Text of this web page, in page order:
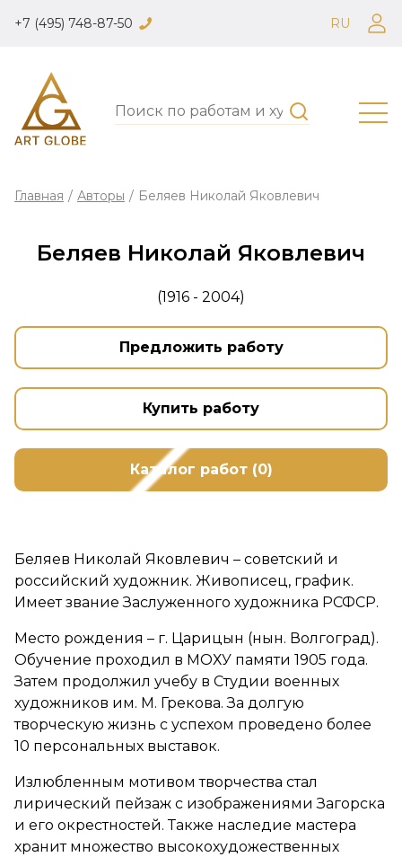
+7 (495) 748-87-50 RU
Главная / Авторы / Беляев Николай Яковлевич
Беляев Николай Яковлевич
(1916 - 2004)
Предложить работу
Купить работу
Каталог работ (0)
Беляев Николай Яковлевич – советский и
российский художник. Живописец, график.
Имеет звание Заслуженного художника РСФСР.
Место рождения – г. Царицын (нын. Волгоград).
Обучение проходил в МОХУ памяти 1905 года.
Затем продолжил учебу в Студии военных
художников им. М. Грекова. За долгую
творческую жизнь с успехом проведено более
10 персональных выставок.
Излюбленным мотивом творчества стал
лирический пейзаж с изображениями Загорска
и его окрестностей. Также наследие мастера
хранит множество высокохудожественных